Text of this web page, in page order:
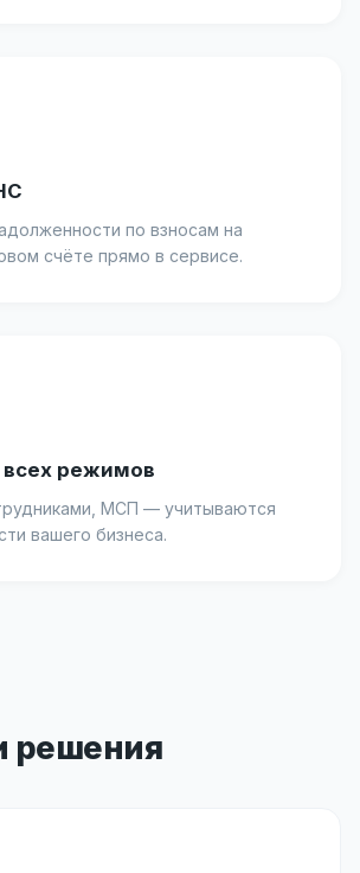
по взносам на
счёте прямо в сервисе.
всех режимов
МСП — учитываются
вашего бизнеса.
решения